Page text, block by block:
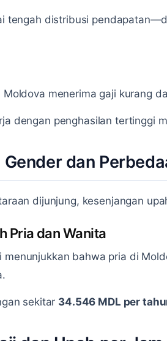
tengah distribusi
Moldova menerima gaji kurang
dengan penghasilan tertinggi
dan
dijunjung, kesenjangan
Pria dan Wanita
menunjukkan bahwa pria di
sekitar 34.546 MDL per